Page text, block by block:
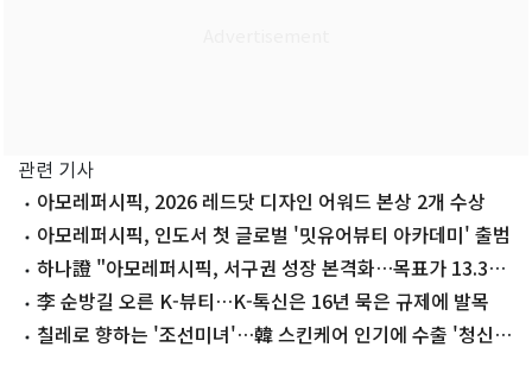
관련 기사
아모레퍼시픽, 2026 레드닷 디자인 어워드 본상 2개 수상
아모레퍼시픽, 인도서 첫 글로벌 '밋유어뷰티 아카데미' 출범
하나證 "아모레퍼시픽, 서구권 성장 본격화…목표가 13.3%
상향"
李 순방길 오른 K-뷰티…K-톡신은 16년 묵은 규제에 발목
칠레로 향하는 '조선미녀'…韓 스킨케어 인기에 수출 '청신